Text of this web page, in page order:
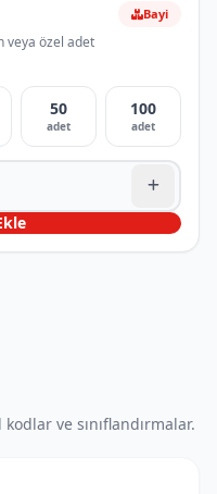
veya özel adet
Bayi
50
adet
100
adet
ve sınıflandırmalar.